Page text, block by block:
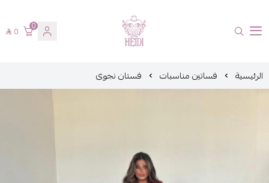
هايدي فاشن
0
0
الرئيسية فساتين مناسبات فستان نجوى